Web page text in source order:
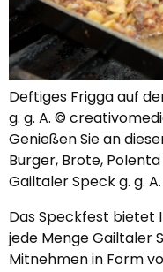
Deftiges Frigga auf
g. g. A. ©
Genießen Sie an
Burger, Brote,
Gailtaler Speck g. g. A.
Das Speckfest bietet
jede Menge Gailtaler
Mitnehmen in Form